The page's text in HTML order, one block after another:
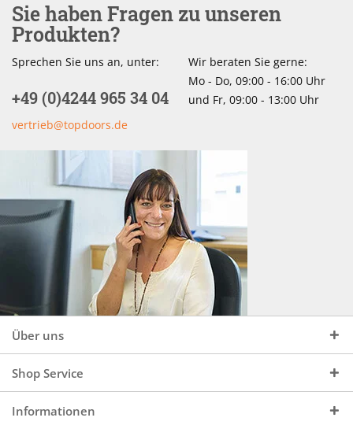
Sie haben Fragen zu unseren
Produkten?
Sprechen Sie uns an, unter:
+49 (0)4244 965 34 04
vertrieb@topdoors.de
Wir beraten Sie gerne:
Mo - Do, 09:00 - 16:00 Uhr
und Fr, 09:00 - 13:00 Uhr
Über uns
Shop Service
Informationen